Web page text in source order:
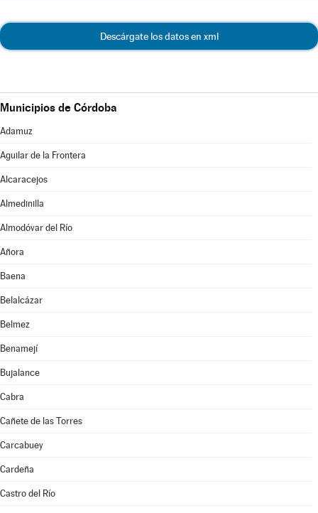
Descárgate los datos en xml
Municipios de Córdoba
Adamuz
Aguilar de la Frontera
Alcaracejos
Almedinilla
Almodóvar del Río
Añora
Baena
Belalcázar
Belmez
Benamejí
Bujalance
Cabra
Cañete de las Torres
Carcabuey
Cardeña
Castro del Río